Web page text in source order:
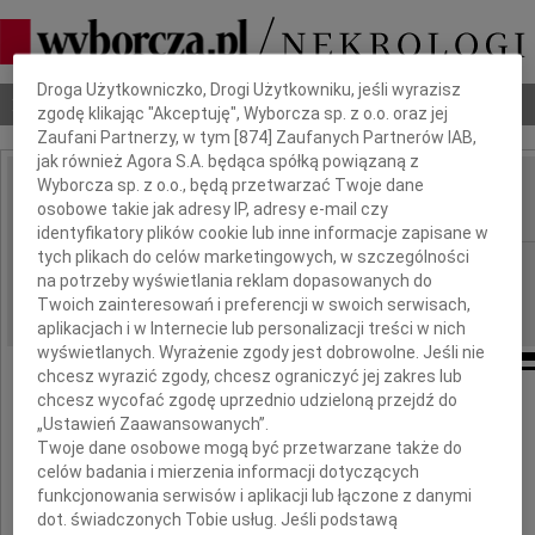
Nekrologi Odeszli Poradnik pogrzebowy
IMIĘ I NAZWISKO: Wojciech Zalewski
REGION: Białystok
DATA EMISJI: 14.09.2017
Rodzinie
Dbamy o Twoją prywatność
Droga Użytkowniczko, Drogi Użytkowniku, jeśli wyrazisz
zgodę klikając "Akceptuję", Wyborcza sp. z o.o. oraz jej
Zaufani Partnerzy, w tym [874 ] Zaufanych Partnerów IAB,
jak również Agora S.A. będąca spółką powiązaną z
Wyborcza sp. z o.o., będą przetwarzać Twoje dane
osobowe takie jak adresy IP, adresy e-mail czy
identyfikatory plików cookie lub inne informacje zapisane w
tych plikach do celów marketingowych, w szczególności
na potrzeby wyświetlania reklam dopasowanych do
Twoich zainteresowań i preferencji w swoich serwisach,
aplikacjach i w Internecie lub personalizacji treści w nich
wyświetlanych. Wyrażenie zgody jest dobrowolne. Jeśli nie
chcesz wyrazić zgody, chcesz ograniczyć jej zakres lub
chcesz wycofać zgodę uprzednio udzieloną przejdź do
„Ustawień Zaawansowanych”.
Twoje dane osobowe mogą być przetwarzane także do
celów badania i mierzenia informacji dotyczących
funkcjonowania serwisów i aplikacji lub łączone z danymi
dot. świadczonych Tobie usług. Jeśli podstawą